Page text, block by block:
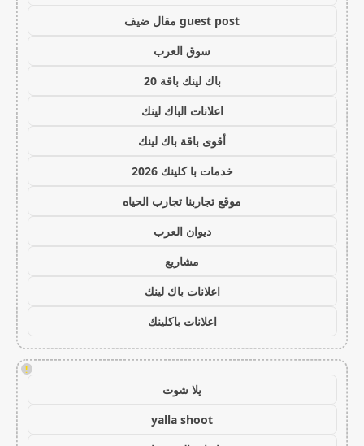
guest post مقال ضيف
سوق العرب
باك لينك باقة 20
اعلانات الباك لينك
أقوى باقة باك لينك
خدمات با كلينك 2026
موقع تجاربنا تجارب الحياه
ديوان العرب
مشاريع
اعلانات باك لينك
اعلانات باكلينك
!
يلا شوت
yalla shoot